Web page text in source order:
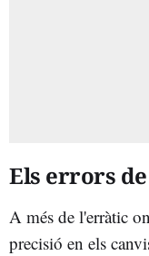
Els errors
A més de l'erràtic
precisió en els